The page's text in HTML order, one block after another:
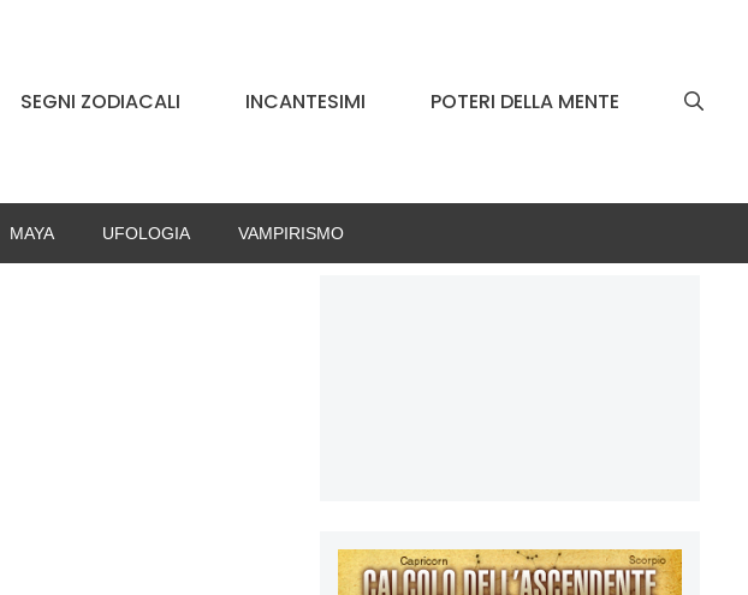
SEGNI ZODIACALI INCANTESIMI POTERI DELLA MENTE
MAYA UFOLOGIA VAMPIRISMO